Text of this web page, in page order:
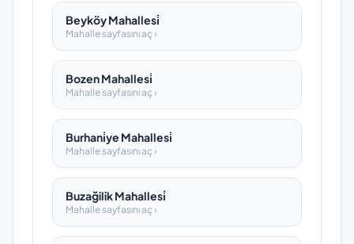
Beyköy Mahallesi̇
Mahalle sayfasını aç ›
Bozen Mahallesi̇
Mahalle sayfasını aç ›
Burhani̇ye Mahallesi̇
Mahalle sayfasını aç ›
Buzağilik Mahallesi̇
Mahalle sayfasını aç ›